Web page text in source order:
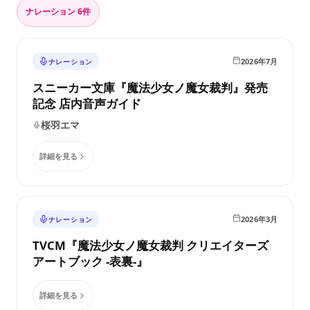
ナレーション 6件
ナレーション 2026年7月
スニーカー文庫『魔法少女ノ魔女裁判』発売
記念 店内音声ガイド
桜羽エマ
詳細を見る
ナレーション 2026年3月
TVCM『魔法少女ノ魔女裁判 クリエイターズ
アートブック -表裏-』
詳細を見る